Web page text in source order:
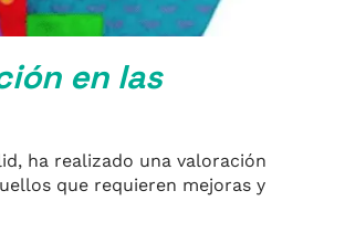
en las
ha realizado una valoración
que requieren mejoras y